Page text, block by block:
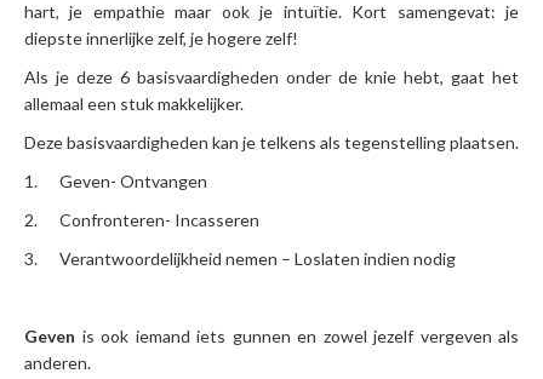
hart, je empathie maar ook je intuïtie. Kort samengevat: je
diepste innerlijke zelf, je hogere zelf!
Als je deze 6 basisvaardigheden onder de knie hebt, gaat het
allemaal een stuk makkelijker.
Deze basisvaardigheden kan je telkens als tegenstelling plaatsen.
1. Geven- Ontvangen
2. Confronteren- Incasseren
3. Verantwoordelijkheid nemen – Loslaten indien nodig
Geven is ook iemand iets gunnen en zowel jezelf vergeven als
anderen.